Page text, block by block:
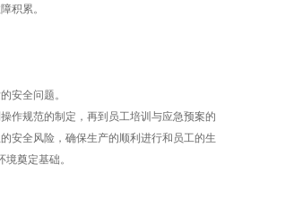
积累。
安全问题。
规范的制定，再到员工培训与应急预案的
安全风险，确保生产的顺利进行和员工的生
奠定基础。